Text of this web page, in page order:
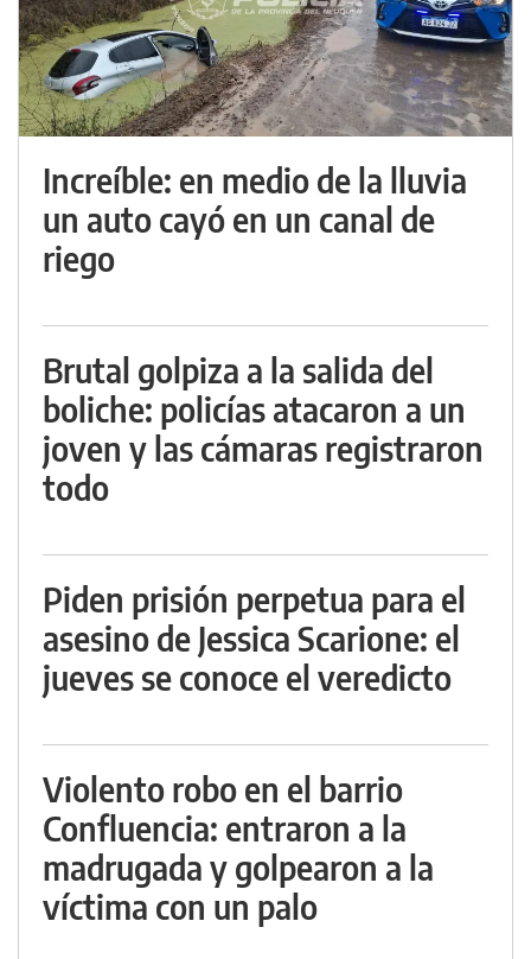
Increíble: en medio de la lluvia
un auto cayó en un canal de
riego
Brutal golpiza a la salida del
boliche: policías atacaron a un
joven y las cámaras registraron
todo
Piden prisión perpetua para el
asesino de Jessica Scarione: el
jueves se conoce el veredicto
Violento robo en el barrio
Confluencia: entraron a la
madrugada y golpearon a la
víctima con un palo